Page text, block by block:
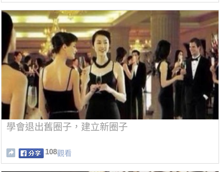
學會退出舊圈子，建立新圈子
108觀看